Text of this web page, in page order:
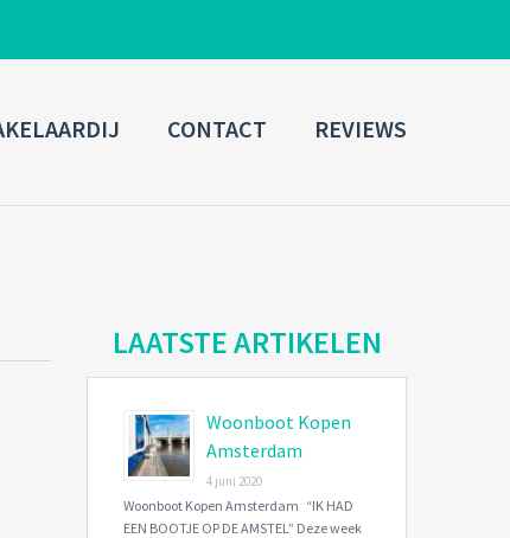
Username
Connect with:
Forgot
password? SIGN IN
Remember me
CONTACT REVIEWS
LAATSTE ARTIKELEN
Woonboot Kopen
Amsterdam
4 juni 2020
Woonboot Kopen Amsterdam “IK HAD
EEN BOOTJE OP DE AMSTEL” Deze week